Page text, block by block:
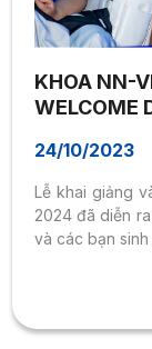
KHOA NN-
WELCOME
24/10/2023
Lễ khai giảng
2024 đã diễn
và các bạn sinh